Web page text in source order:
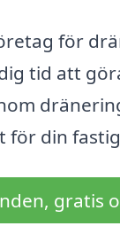
för
tid att
för din
gratis